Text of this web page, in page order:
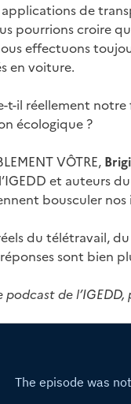
de
pourrions croire
effectuons
en voiture.
t-il réellement
écologique ?
VÔTRE,
et auteurs
bousculer
du télétravail,
sont bien
podcast de